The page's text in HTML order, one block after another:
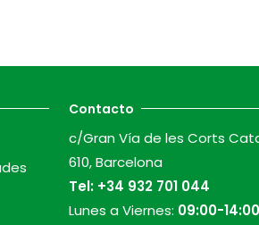
Contacto
c/Gran Vía de les Corts
610, Barcelona
Tel: +34 932 701 044
Lunes a Viernes: 09:00-